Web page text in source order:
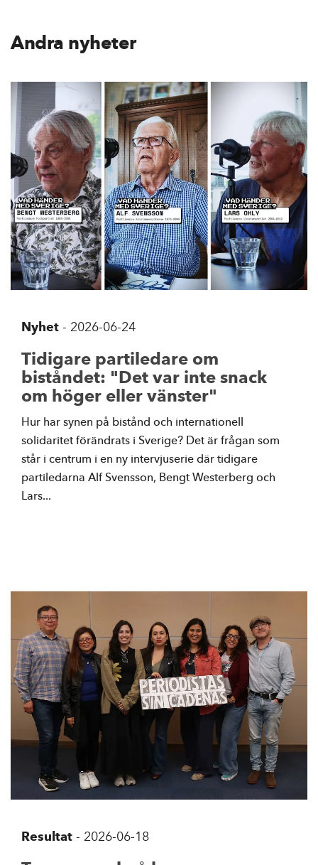
Andra nyheter
Nyhet - 2026-06-24
Tidigare partiledare om
biståndet: "Det var inte snack
om höger eller vänster"
Hur har synen på bistånd och internationell
solidaritet förändrats i Sverige? Det är frågan som
står i centrum i en ny intervjuserie där tidigare
partiledarna Alf Svensson, Bengt Westerberg och
Lars...
Resultat - 2026-06-18